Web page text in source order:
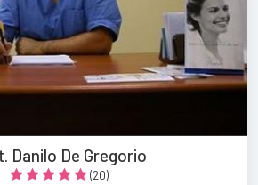
Danilo De Gregorio
(20)